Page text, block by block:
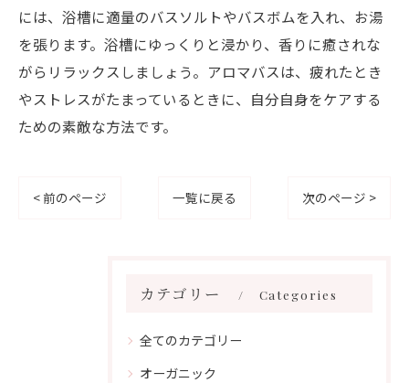
には、浴槽に適量のバスソルトやバスボムを入れ、お湯
を張ります。浴槽にゆっくりと浸かり、香りに癒されな
がらリラックスしましょう。アロマバスは、疲れたとき
やストレスがたまっているときに、自分自身をケアする
ための素敵な方法です。
< 前のページ 一覧に戻る 次のページ >
カテゴリー Categories
全てのカテゴリー
オーガニック